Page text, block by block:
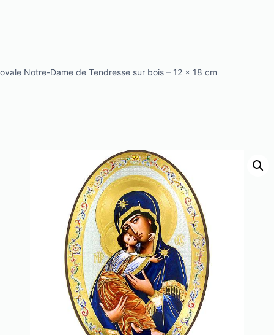
ovale Notre-Dame de Tendresse sur bois – 12 x 18 cm